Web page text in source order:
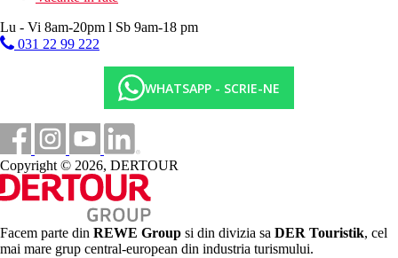
Lu - Vi 8am-20pm l Sb 9am-18 pm
031 22 99 222
WHATSAPP - SCRIE-NE
Copyright © 2026, DERTOUR
Facem parte din REWE Group si din divizia sa DER Touristik, cel
mai mare grup central-european din industria turismului.